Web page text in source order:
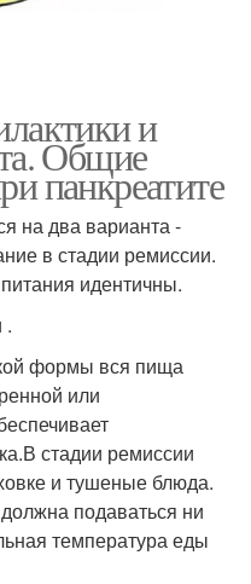
и
Общие
панкреатите
на два варианта -
в стадии ремиссии.
идентичны.
.
формы вся пища
или
стадии ремиссии
и тушеные блюда.
подаваться ни
температура еды